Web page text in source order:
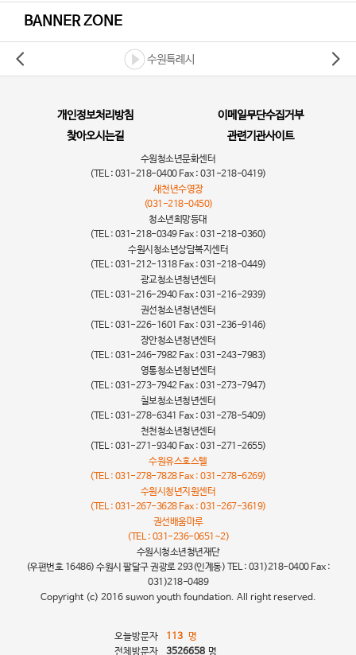
BANNER ZONE
수원특례시
개인정보처리방침
이메일무단수집거부
찾아오시는길
관련기관사이트
수원청소년문화센터
(TEL : 031-218-0400 Fax : 031-218-0419)
새천년수영장
(031-218-0450)
청소년희망등대
(TEL : 031-218-0349 Fax : 031-218-0360)
수원시청소년상담복지센터
(TEL : 031-212-1318 Fax : 031-218-0449)
광교청소년청년센터
(TEL : 031-216-2940 Fax : 031-216-2939)
권선청소년청년센터
(TEL : 031-226-1601 Fax : 031-236-9146)
장안청소년청년센터
(TEL : 031-246-7982 Fax : 031-243-7983)
영통청소년청년센터
(TEL : 031-273-7942 Fax : 031-273-7947)
칠보청소년청년센터
(TEL : 031-278-6341 Fax : 031-278-5409)
천천청소년청년센터
(TEL : 031-271-9340 Fax : 031-271-2655)
수원유스호스텔
(TEL : 031-278-7828 Fax : 031-278-6269)
수원시청년지원센터
(TEL : 031-267-3628 Fax : 031-267-3619)
권선배움마루
(TEL : 031-236-0651~2)
수원시청소년청년재단
(우편번호 16486) 수원시 팔달구 권광로 293(인계동) TEL : 031)218-0400 Fax :
031)218-0489
Copyright (c) 2016 suwon youth foundation. All right reserved.
오늘방문자 113 명
전체방문자
3526658 명